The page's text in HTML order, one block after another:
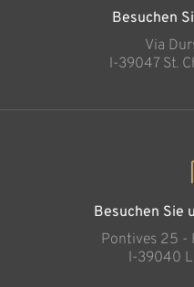
Besuchen
Via
l-39047 St.
Besuchen Sie
Pontives 25 -
l-39040